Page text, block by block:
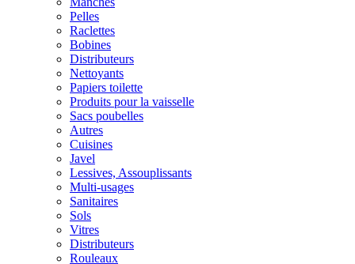
Pelles
Raclettes
Bobines
Distributeurs
Nettoyants
Papiers toilette
Produits pour la vaisselle
Sacs poubelles
Autres
Cuisines
Javel
Lessives, Assouplissants
Multi-usages
Sanitaires
Sols
Vitres
Distributeurs
Rouleaux